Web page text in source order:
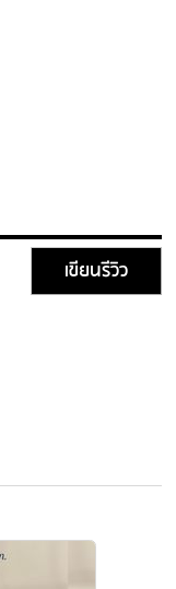
เขียนรีวิว